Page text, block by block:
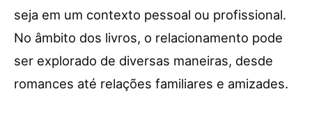
seja em um contexto pessoal ou profissional.
No âmbito dos livros, o relacionamento pode
ser explorado de diversas maneiras, desde
romances até relações familiares e amizades.